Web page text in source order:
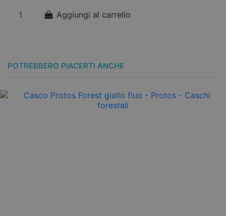
Aggiungi al carrello
POTREBBERO PIACERTI ANCHE